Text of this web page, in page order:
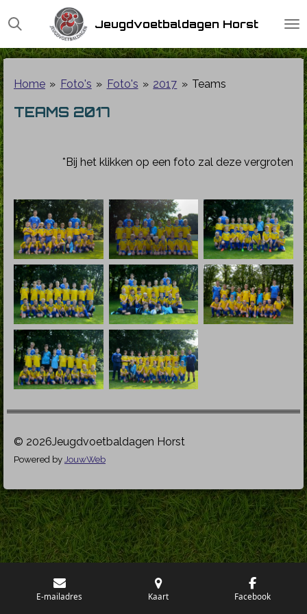
Ga
direct
naar
hoofdinhoud
Jeugdvoetbaldagen Horst
Home » Foto's » Foto's » 2017 » Teams
TEAMS 2017
*Bij het klikken op een foto zal deze vergroten
© 2026Jeugdvoetbaldagen Horst
Powered byJouwWeb
E-mailadres Kaart Facebook